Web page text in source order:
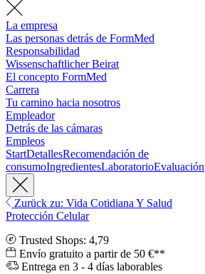
La empresa
Las personas detrás de FormMed
Responsabilidad
Wissenschaftlicher Beirat
El concepto FormMed
Carrera
Tu camino hacia nosotros
Empleador
Detrás de las cámaras
Empleos
StartDetallesRecomendación de
consumoIngredientesLaboratorioEvaluación
Zurück zu: Vida Cotidiana Y Salud
Protección Celular
Trusted Shops: 4,79
Envío gratuito a partir de 50 €**
Entrega en 3 - 4 días laborables